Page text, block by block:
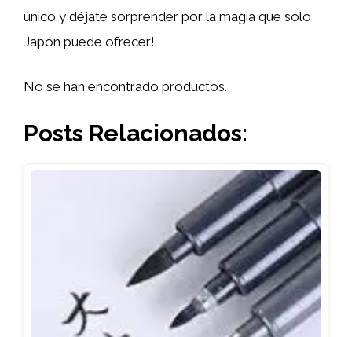
único y déjate sorprender por la magia que solo
Japón puede ofrecer!
No se han encontrado productos.
Posts Relacionados: